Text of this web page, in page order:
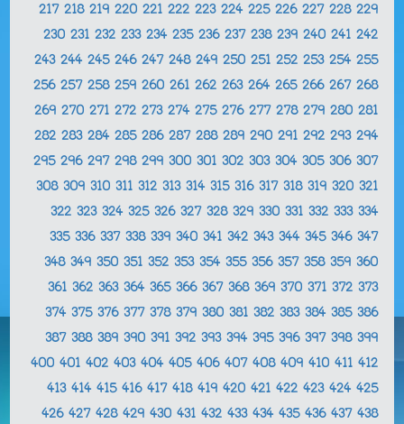
217 218 219 220 221 222 223 224 225 226 227 228 229
230 231 232 233 234 235 236 237 238 239 240 241 242
243 244 245 246 247 248 249 250 251 252 253 254 255
256 257 258 259 260 261 262 263 264 265 266 267 268
269 270 271 272 273 274 275 276 277 278 279 280 281
282 283 284 285 286 287 288 289 290 291 292 293 294
295 296 297 298 299 300 301 302 303 304 305 306 307
308 309 310 311 312 313 314 315 316 317 318 319 320 321
322 323 324 325 326 327 328 329 330 331 332 333 334
335 336 337 338 339 340 341 342 343 344 345 346 347
348 349 350 351 352 353 354 355 356 357 358 359 360
361 362 363 364 365 366 367 368 369 370 371 372 373
374 375 376 377 378 379 380 381 382 383 384 385 386
387 388 389 390 391 392 393 394 395 396 397 398 399
400 401 402 403 404 405 406 407 408 409 410 411 412
413 414 415 416 417 418 419 420 421 422 423 424 425
426 427 428 429 430 431 432 433 434 435 436 437 438